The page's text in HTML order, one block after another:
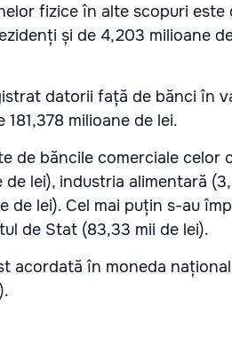
fizice în alte scopuri este
și de 4,203 milioane
datorii față de bănci în
milioane de lei.
de băncile comerciale celor
lei), industria alimentară
lei). Cel mai puțin s-au
de Stat (83,33 mii de lei).
acordată în moneda